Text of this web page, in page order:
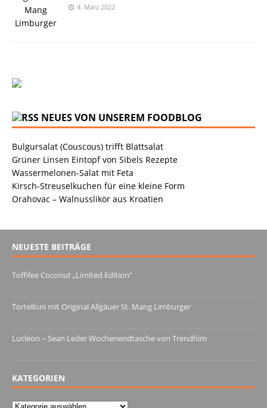
4. März 2022
NEUES VON UNSEREM FOODBLOG
Bulgursalat (Couscous) trifft Blattsalat
Grüner Linsen Eintopf von Sibels Rezepte
Wassermelonen-Salat mit Feta
Kirsch-Streuselkuchen für eine kleine Form
Orahovac – Walnusslikör aus Kroatien
NEUESTE BEITRÄGE
Toffifee Coconut „Limited Edition“
Tortelloni mit Original Allgäuer St. Mang Limburger
Lucleon – Sean Leder Wochenendtasche von Trendhim
KATEGORIEN